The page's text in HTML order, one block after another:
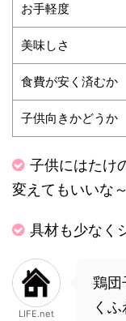
お手軽度
美味しさ
食費が安く済むか
子供向きかどうか
子供にはたけ
変えてもいいな
具材も少なく
LIFE.net
鶏団
く